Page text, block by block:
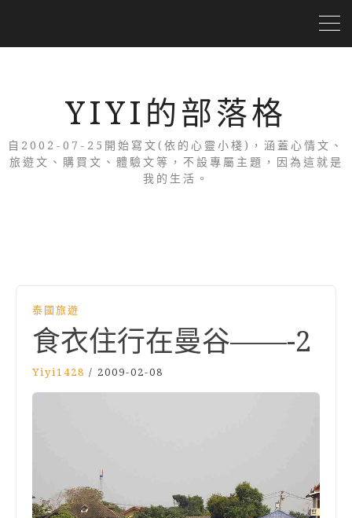
YIYI的部落格
自2002-07-25開始寫文(依的心靈小棧)，涵蓋心情文、
旅遊文、購買文、體驗文等，不設專屬主題，因為這就是
我的生活。
泰國旅遊
食衣住行在曼谷——-2
Yiyi1428 / 2009-02-08